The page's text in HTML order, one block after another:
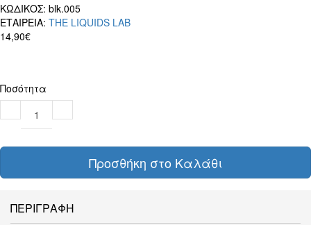
ΚΩΔΙΚΟΣ: blk.005
ΕΤΑΙΡΕΙΑ: THE LIQUIDS LAB
14,90€
Ποσότητα
Προσθήκη στο Καλάθι
ΠΕΡΙΓΡΑΦΗ